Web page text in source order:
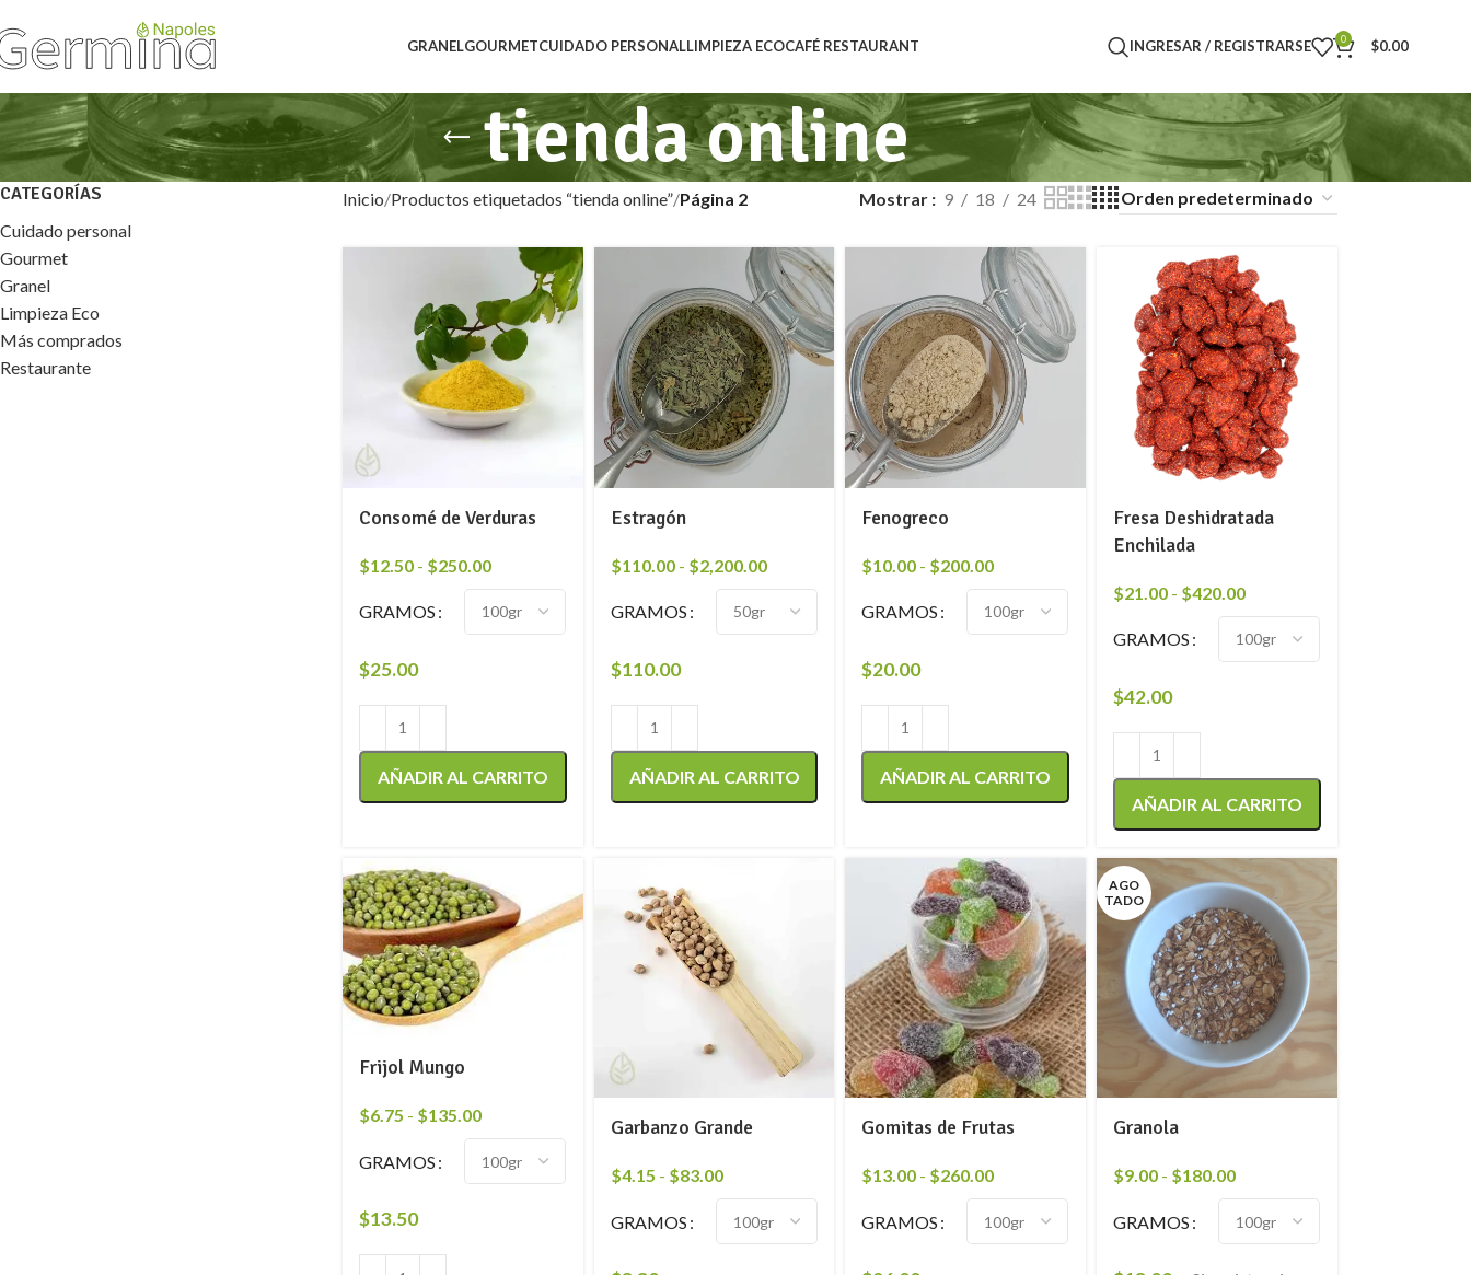
GRANELGOURMETCUIDADO PERSONALLIMPIEZA ECOCAFÉ RESTAURANT INGRESAR / REGISTRARSE 0 $0.00
tienda online
CATEGORÍAS
Cuidado personal
Gourmet
Granel
Limpieza Eco
Más comprados
Restaurante
Inicio Productos etiquetados “tienda online” Página 2 Mostrar 9 18 24
Consomé de Verduras
$12.50 - $250.00
GRAMOS
$25.00
AÑADIR AL CARRITO
Estragón
$110.00 - $2,200.00
GRAMOS
$110.00
AÑADIR AL CARRITO
Fenogreco
$10.00 - $200.00
GRAMOS
$20.00
AÑADIR AL CARRITO
Fresa Deshidratada
Enchilada
$21.00 - $420.00
GRAMOS
$42.00
AÑADIR AL CARRITO
Frijol Mungo
$6.75 - $135.00
GRAMOS
$13.50
Garbanzo Grande
$4.15 - $83.00
GRAMOS
Gomitas de Frutas
$13.00 - $260.00
GRAMOS
AGO
TADO
Granola
$9.00 - $180.00
GRAMOS